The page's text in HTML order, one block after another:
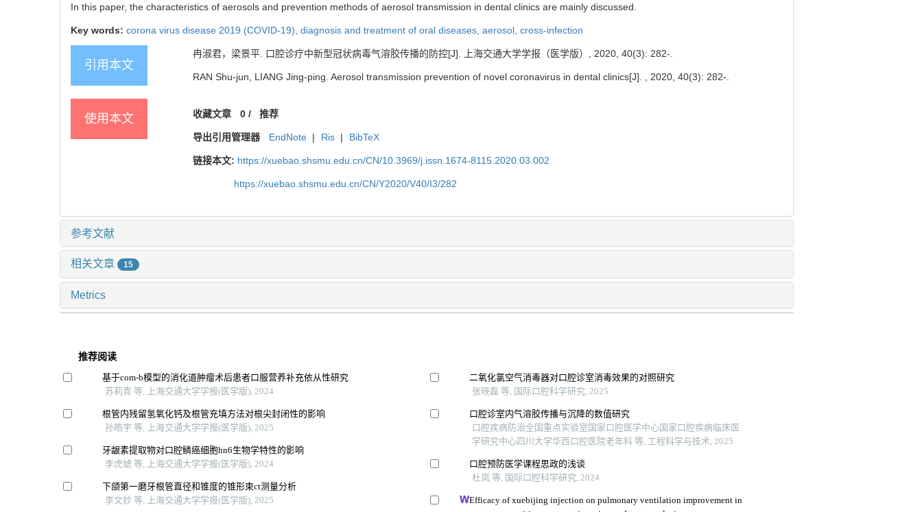
In this paper, the characteristics of aerosols and prevention methods of aerosol transmission in dental clinics are mainly discussed.
Key words: corona virus disease 2019 (COVID-19), diagnosis and treatment of oral diseases, aerosol, cross-infection
引用本文
冉淑君，梁景平. 口腔诊疗中新型冠状病毒气溶胶传播的防控[J]. 上海交通大学学报（医学版）, 2020, 40(3): 282-.
RAN Shu-jun, LIANG Jing-ping. Aerosol transmission prevention of novel coronavirus in dental clinics[J]. , 2020, 40(3): 282-.
使用本文 收藏文章 0/ 推荐
导出引用管理器 EndNote | Ris | BibTeX
链接本文: https://xuebao.shsmu.edu.cn/CN/10.3969/j.issn.1674-8115.2020.03.002
https://xuebao.shsmu.edu.cn/CN/Y2020/V40/I3/282
参考文献
相关文章 15
Metrics
推荐阅读
基于com-b模型的消化道肿瘤术后患者口服营养补充依从性研究
苏莉青 等, 上海交通大学学报(医学版), 2024
根管内残留氢氧化钙及根管充填方法对根尖封闭性的影响
孙皓宇 等, 上海交通大学学报(医学版), 2025
牙龈素提取物对口腔鳞癌细胞hn6生物学特性的影响
李虎虓 等, 上海交通大学学报(医学版), 2024
下颌第一磨牙根管直径和锥度的锥形束ct测量分析
李文妙 等, 上海交通大学学报(医学版), 2025
二氧化氯空气消毒器对口腔诊室消毒效果的对照研究
张晓磊 等, 国际口腔科学研究, 2025
口腔诊室内气溶胶传播与沉降的数值研究
口腔疾病防治全国重点实验室国家口腔医学中心国家口腔疾病临床医
学研究中心四川大学华西口腔医院老年科 等, 工程科学与技术, 2025
口腔预防医学课程思政的浅谈
杜岚 等, 国际口腔科学研究, 2024
Efficacy of xuebijing injection on pulmonary ventilation improvement in